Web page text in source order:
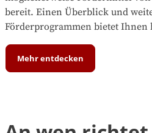
bereit. Einen Überblick und
Förderprogrammen bietet Ihnen
Mehr entdecken